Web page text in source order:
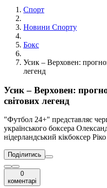
Спорт
Новини Спорту
Бокс
Усик – Верховен:
легенд
Усик – Верховен:
світових легенд
"Футбол 24+" представляє
українського боксера
нідерландський кікбоксер
Поділитись
0
коментарі